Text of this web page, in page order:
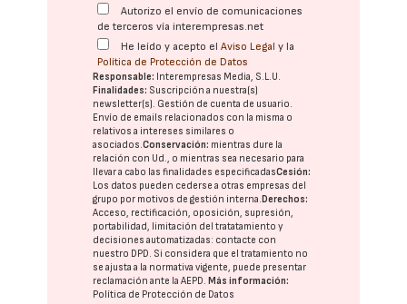
Autorizo el envío de comunicaciones
de terceros vía interempresas.net
He leído y acepto elAviso Legal y la
Política de Protección de Datos
Responsable: Interempresas Media, S.L.U.
Finalidades: Suscripción a nuestra(s)
newsletter(s). Gestión de cuenta de usuario.
Envío de emails relacionados con la misma o
relativos a intereses similares o
asociados.Conservación: mientras dure la
relación con Ud., o mientras sea necesario para
llevar a cabo las finalidades especificadasCesión:
Los datos pueden cederse a otras empresas del
grupo por motivos de gestión interna. Derechos:
Acceso, rectificación, oposición, supresión,
portabilidad, limitación del tratatamiento y
decisiones automatizadas: contacte con
nuestro DPD. Si considera que el tratamiento no
se ajusta a la normativa vigente, puede presentar
reclamación ante laAEPD. Más información:
Política de Protección de Datos